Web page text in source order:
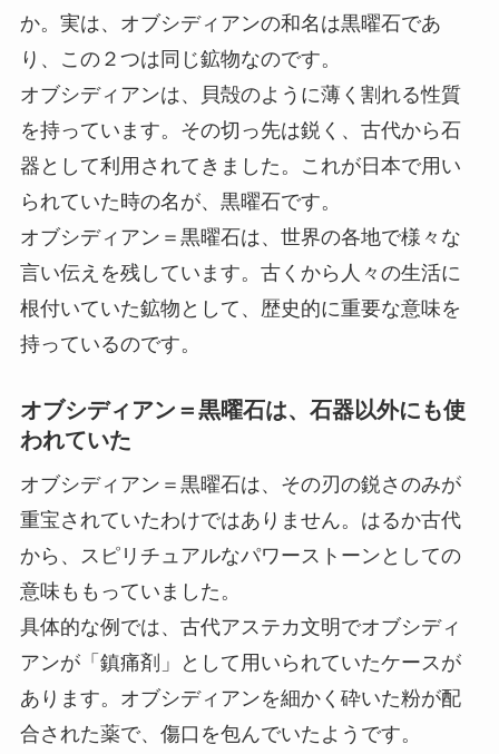
か。実は、オブシディアンの和名は黒曜石であ
り、この２つは同じ鉱物なのです。
オブシディアンは、貝殻のように薄く割れる性質
を持っています。その切っ先は鋭く、古代から石
器として利用されてきました。これが日本で用い
られていた時の名が、黒曜石です。
オブシディアン＝黒曜石は、世界の各地で様々な
言い伝えを残しています。古くから人々の生活に
根付いていた鉱物として、歴史的に重要な意味を
持っているのです。
オブシディアン＝黒曜石は、石器以外にも使
われていた
オブシディアン＝黒曜石は、その刃の鋭さのみが
重宝されていたわけではありません。はるか古代
から、スピリチュアルなパワーストーンとしての
意味ももっていました。
具体的な例では、古代アステカ文明でオブシディ
アンが「鎮痛剤」として用いられていたケースが
あります。オブシディアンを細かく砕いた粉が配
合された薬で、傷口を包んでいたようです。